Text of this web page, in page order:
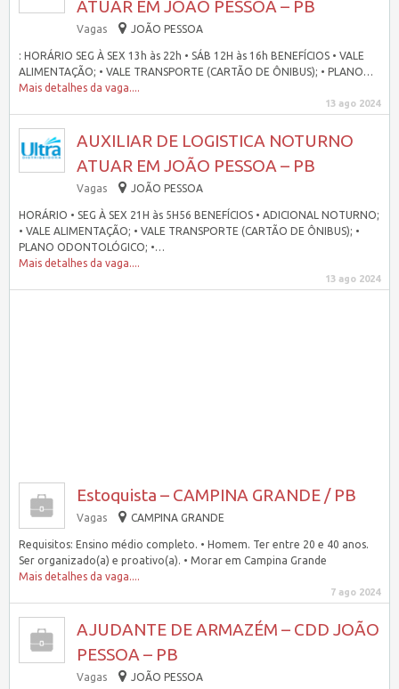
ATUAR EM JOÃO PESSOA – PB
Vagas JOÃO PESSOA
: HORÁRIO SEG À SEX 13h às 22h • SÁB 12H às 16h BENEFÍCIOS • VALE
ALIMENTAÇÃO; • VALE TRANSPORTE (CARTÃO DE ÔNIBUS); • PLANO…
Mais detalhes da vaga....
13 ago 2024
AUXILIAR DE LOGISTICA NOTURNO
ATUAR EM JOÃO PESSOA – PB
Vagas JOÃO PESSOA
HORÁRIO • SEG À SEX 21H às 5H56 BENEFÍCIOS • ADICIONAL NOTURNO;
• VALE ALIMENTAÇÃO; • VALE TRANSPORTE (CARTÃO DE ÔNIBUS); •
PLANO ODONTOLÓGICO; •…
Mais detalhes da vaga....
13 ago 2024
Estoquista – CAMPINA GRANDE / PB
Vagas CAMPINA GRANDE
Requisitos: Ensino médio completo. • Homem. Ter entre 20 e 40 anos.
Ser organizado(a) e proativo(a). • Morar em Campina Grande
Mais detalhes da vaga....
7 ago 2024
AJUDANTE DE ARMAZÉM – CDD JOÃO
PESSOA – PB
Vagas JOÃO PESSOA